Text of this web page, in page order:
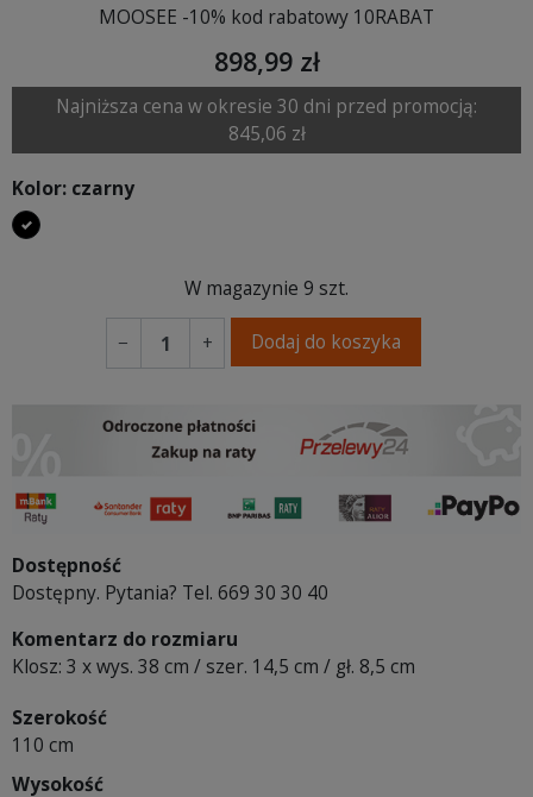
MOOSEE -10% kod rabatowy 10RABAT
898,99 zł
Najniższa cena w okresie 30 dni przed promocją:
845,06 zł
Kolor: czarny
czarny
W magazynie 9 szt.
− + Dodaj do koszyka
Dostępność
Dostępny. Pytania? Tel. 669 30 30 40
Komentarz do rozmiaru
Klosz: 3 x wys. 38 cm / szer. 14,5 cm / gł. 8,5 cm
Szerokość
110 cm
Wysokość